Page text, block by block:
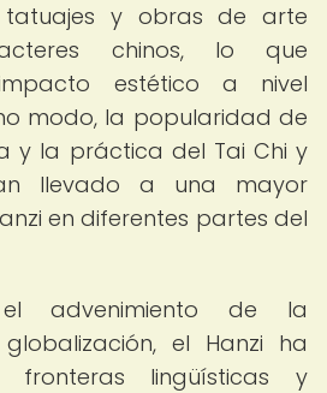
tatuajes y obras de arte
chinos, lo que
estético a nivel
modo, la popularidad de
y la práctica del Tai Chi y
llevado a una mayor
en diferentes partes del
advenimiento de la
el Hanzi ha
fronteras lingüísticas y